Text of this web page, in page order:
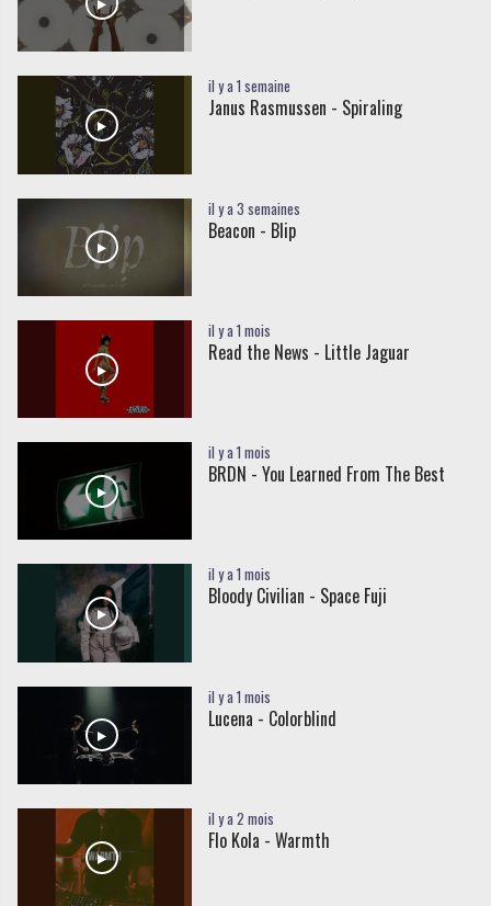
il y a 1 semaine
Janus Rasmussen - Spiraling
il y a 3 semaines
Beacon - Blip
il y a 1 mois
Read the News - Little Jaguar
il y a 1 mois
BRDN - You Learned From The Best
il y a 1 mois
Bloody Civilian - Space Fuji
il y a 1 mois
Lucena - Colorblind
il y a 2 mois
Flo Kola - Warmth